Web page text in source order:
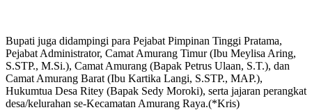
Bupati juga didampingi para Pejabat Pimpinan Tinggi Pratama,
Pejabat Administrator, Camat Amurang Timur (Ibu Meylisa Aring,
S.STP., M.Si.), Camat Amurang (Bapak Petrus Ulaan, S.T.), dan
Camat Amurang Barat (Ibu Kartika Langi, S.STP., MAP.),
Hukumtua Desa Ritey (Bapak Sedy Moroki), serta jajaran perangkat
desa/kelurahan se-Kecamatan Amurang Raya.(*Kris)